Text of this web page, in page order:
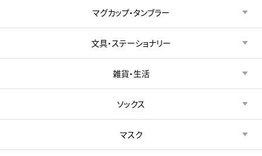
マグカップ・タンブラー
文具・ステーショナリー
雑貨・生活
ソックス
マスク